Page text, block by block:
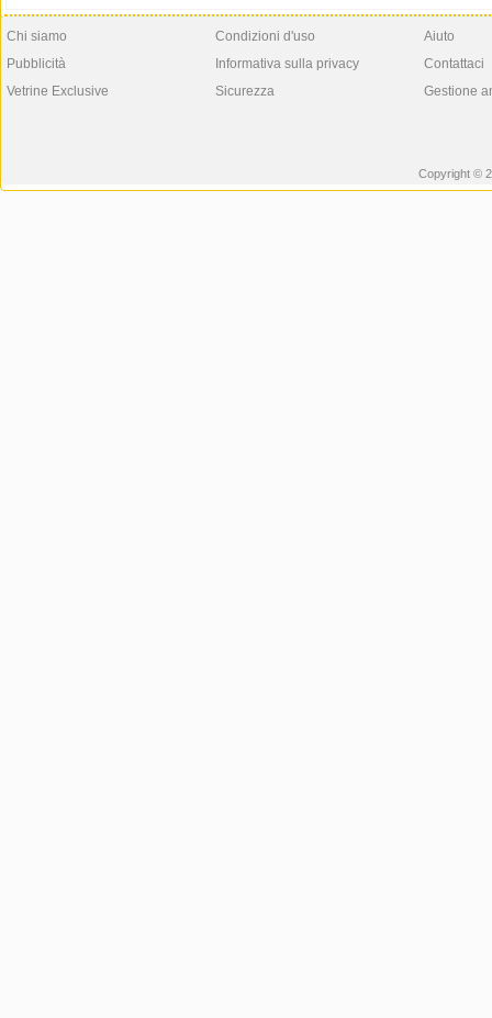
Chi siamo
Pubblicità
Vetrine Exclusive
Condizioni d'uso
Informativa sulla privacy
Sicurezza
Aiuto
Contattaci
Gestione
Copyright ©